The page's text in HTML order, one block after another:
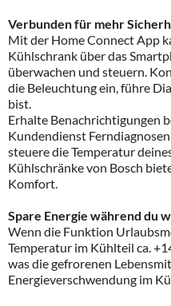
Verbunden für mehr
Mit der Home Connect App
Kühlschrank über das
überwachen und steuern.
die Beleuchtung ein, führe
bist.
Erhalte Benachrichtigungen
Kundendienst
steuere die Temperatur
Kühlschränke von Bosch
Komfort.
Spare Energie während du
Wenn die Funktion
Temperatur im Kühlteil ca.
was die gefrorenen
Energieverschwendung im